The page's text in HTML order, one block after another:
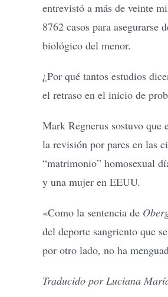
entrevistó a más de veinte
8762 casos para
biológico del menor.
¿Por qué tantos estudios
el retraso en el inicio de
Mark Regnerus sostuvo que
la revisión por pares en las
“matrimonio” homosexual
y una mujer en EEUU.
«Como la sentencia de
del deporte sangriento que
por otro lado, no ha
Traducido por Luciana